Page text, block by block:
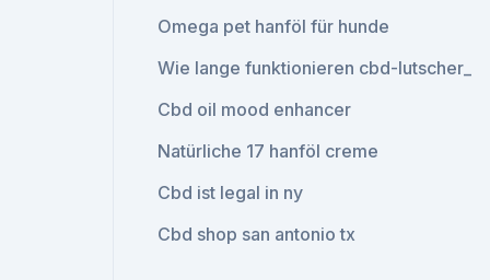
Omega pet hanföl für hunde
Wie lange funktionieren cbd-lutscher_
Cbd oil mood enhancer
Natürliche 17 hanföl creme
Cbd ist legal in ny
Cbd shop san antonio tx